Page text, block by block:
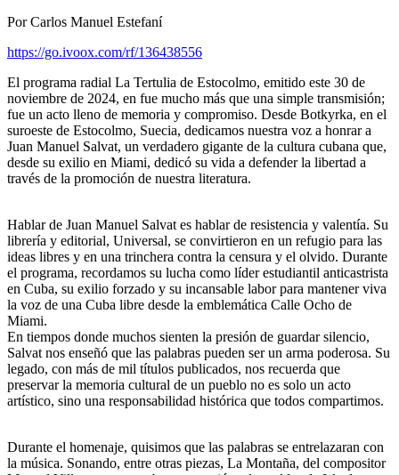
Por Carlos Manuel Estefaní
https://go.ivoox.com/rf/136438556
El programa radial La Tertulia de Estocolmo, emitido este 30 de
noviembre de 2024, en fue mucho más que una simple transmisión;
fue un acto lleno de memoria y compromiso. Desde Botkyrka, en el
suroeste de Estocolmo, Suecia, dedicamos nuestra voz a honrar a
Juan Manuel Salvat, un verdadero gigante de la cultura cubana que,
desde su exilio en Miami, dedicó su vida a defender la libertad a
través de la promoción de nuestra literatura.
Hablar de Juan Manuel Salvat es hablar de resistencia y valentía. Su
librería y editorial, Universal, se convirtieron en un refugio para las
ideas libres y en una trinchera contra la censura y el olvido. Durante
el programa, recordamos su lucha como líder estudiantil anticastrista
en Cuba, su exilio forzado y su incansable labor para mantener viva
la voz de una Cuba libre desde la emblemática Calle Ocho de
Miami.
En tiempos donde muchos sienten la presión de guardar silencio,
Salvat nos enseñó que las palabras pueden ser un arma poderosa. Su
legado, con más de mil títulos publicados, nos recuerda que
preservar la memoria cultural de un pueblo no es solo un acto
artístico, sino una responsabilidad histórica que todos compartimos.
Durante el homenaje, quisimos que las palabras se entrelazaran con
la música. Sonando, entre otras piezas, La Montaña, del compositor